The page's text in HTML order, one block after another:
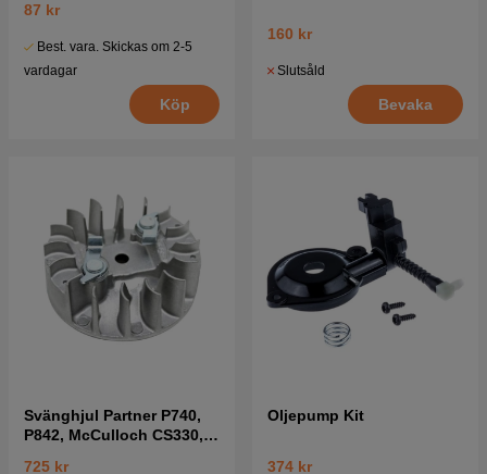
87 kr
Best. vara. Skickas om 2-5
vardagar
Köp
160 kr
Slutsåld
Bevaka
Svänghjul Partner P740,
P842, McCulloch CS330,
725 kr
Oljepump Kit
374 kr